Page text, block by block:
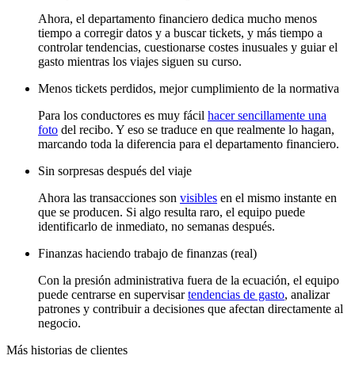
Ahora, el departamento financiero dedica mucho menos
tiempo a corregir datos y a buscar tickets, y más tiempo a
controlar tendencias, cuestionarse costes inusuales y guiar el
gasto mientras los viajes siguen su curso.
Menos tickets perdidos, mejor cumplimiento de la normativa
Para los conductores es muy fácil hacer sencillamente una
foto del recibo. Y eso se traduce en que realmente lo hagan,
marcando toda la diferencia para el departamento financiero.
Sin sorpresas después del viaje
Ahora las transacciones son visibles en el mismo instante en
que se producen. Si algo resulta raro, el equipo puede
identificarlo de inmediato, no semanas después.
Finanzas haciendo trabajo de finanzas (real)
Con la presión administrativa fuera de la ecuación, el equipo
puede centrarse en supervisartendencias de gasto, analizar
patrones y contribuir a decisiones que afectan directamente al
negocio.
Más historias de clientes